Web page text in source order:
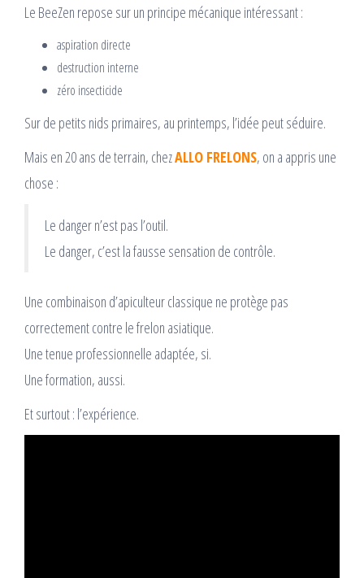
Le BeeZen repose sur un principe mécanique intéressant :
aspiration directe
destruction interne
zéro insecticide
Sur de petits nids primaires, au printemps, l’idée peut séduire.
Mais en 20 ans de terrain, chezALLO FRELONS, on a appris une
chose :
Le danger n’est pas l’outil.
Le danger, c’est la fausse sensation de contrôle.
Une combinaison d’apiculteur classique ne protège pas
correctement contre le frelon asiatique.
Une tenue professionnelle adaptée, si.
Une formation, aussi.
Et surtout : l’expérience.